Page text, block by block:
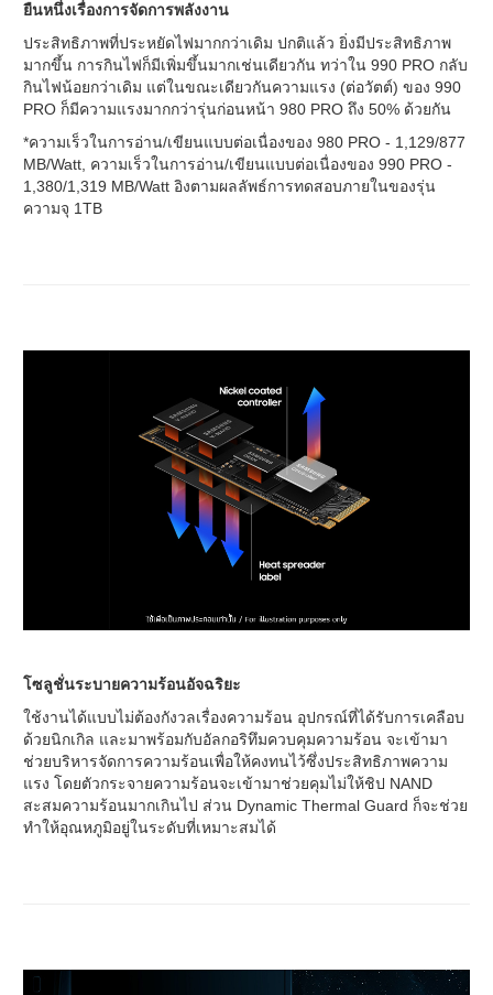
ยืนหนึ่งเรื่องการจัดการพลังงาน
ประสิทธิภาพที่ประหยัดไฟมากกว่าเดิม ปกติแล้ว ยิ่งมีประสิทธิภาพ
มากขึ้น การกินไฟก็มีเพิ่มขึ้นมากเช่นเดียวกัน ทว่าใน 990 PRO กลับ
กินไฟน้อยกว่าเดิม แต่ในขณะเดียวกันความแรง (ต่อวัตต์) ของ 990
PRO ก็มีความแรงมากกว่ารุ่นก่อนหน้า 980 PRO ถึง 50% ด้วยกัน
*ความเร็วในการอ่าน/เขียนแบบต่อเนื่องของ 980 PRO - 1,129/877
MB/Watt, ความเร็วในการอ่าน/เขียนแบบต่อเนื่องของ 990 PRO -
1,380/1,319 MB/Watt อิงตามผลลัพธ์การทดสอบภายในของรุ่น
ความจุ 1TB
โซลูชั่นระบายความร้อนอัจฉริยะ
ใช้งานได้แบบไม่ต้องกังวลเรื่องความร้อน อุปกรณ์ที่ได้รับการเคลือบ
ด้วยนิกเกิล และมาพร้อมกับอัลกอริทึมควบคุมความร้อน จะเข้ามา
ช่วยบริหารจัดการความร้อนเพื่อให้คงทนไว้ซึ่งประสิทธิภาพความ
แรง โดยตัวกระจายความร้อนจะเข้ามาช่วยคุมไม่ให้ชิป NAND
สะสมความร้อนมากเกินไป ส่วน Dynamic Thermal Guard ก็จะช่วย
ทำให้อุณหภูมิอยู่ในระดับที่เหมาะสมได้